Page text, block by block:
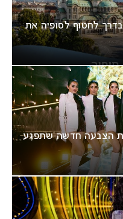
2027: בורגס בדרך לחטוף לסופיה את
לאמץ שיטת הצבעה חדשה שתפגע